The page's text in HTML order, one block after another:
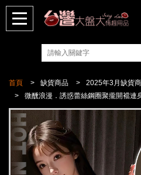
首頁 缺貨商品
2025年3月缺貨
微醺浪漫．誘惑蕾絲鋼圈聚攏開襠連